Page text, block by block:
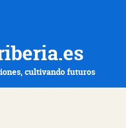
cultivando futuros